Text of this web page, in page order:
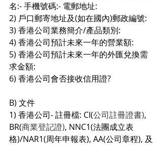
名:- 手機號碼:- 電郵地址:
2) 戶口郵寄地址及(如在國內)郵政編號:
3) 香港公司業務簡介/產品類別:
4) 香港公司預計未來一年的營業額:
5) 香港公司預計未來一年的外匯兌換需
求金額:
6) 香港公司會否接收信用證?
B) 文件
1) 香港公司- 註冊檔: CI(公司註冊證書),
BR(商業登記證), NNC1(法團成立表
格)/NAR1(周年申報表), AA(公司章程), 及